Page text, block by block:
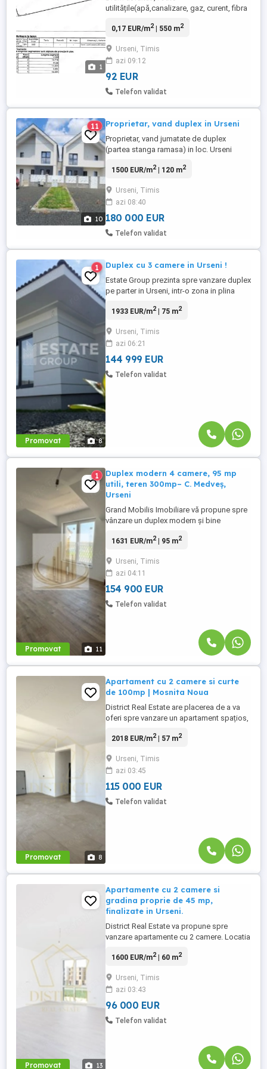
1
utilitățile(apă,canalizare, gaz, curent, fibra
Conform urbanismului se pot construi
S+P+1+M , Locuinte cu maxim 2
apatamente. Prețul solicitat este de
95euro mp.
0,17 EUR/m2| 550 m2
Urseni, Timis
azi 09:12
92 EUR
Telefon validat
10
11 Proprietar, vand duplex in Urseni
Proprietar, vand jumatate de duplex
(partea stanga ramasa) in loc. Urseni
(8 minute de Timisoara - sens giratoriu
astfel: Imobil P+E, Sutila=120mp,
Sdesf=160mp, in urmatoarea configuratie:
Parter hol acces, bucatarie, living, ...
1500 EUR/m2| 120 m2
Urseni, Timis
azi 08:40
180 000 EUR
Telefon validat
Promovat 8
1 Duplex cu 3 camere in Urseni !
Estate Group prezinta spre vanzare duplex
pe parter in Urseni, intr-o zona in plina
suprafata teren 310 mp, compartimentat
bucatarie inchisa * 2 dormitoare * 2 bai
Posibilitate de personalizare interioara.
Exteriorul ...
1933 EUR/m2| 75 m2
Urseni, Timis
azi 06:21
144 999 EUR
Telefon validat
Promovat 11
1
Duplex modern 4 camere, 95 mp
utili, teren 300mp– C. Medveș,
Urseni
Grand Mobilis Imobiliare vă propune spre
vânzare un duplex modern și bine
în zona Urseni, o locație în plină
accesibilitate. Locuința dispune de o
suprafață utilă de 95 mp și este
amplasată pe un teren generos de 300
1631 EUR/m2| 95 m2
Urseni, Timis
azi 04:11
154 900 EUR
Telefon validat
Promovat 8
Apartament cu 2 camere si curte
de 100mp | Mosnita Noua
District Real Estate are placerea de a va
oferi spre vanzare un apartament spațios,
Mosnita Noua, foarte aproape de Sala de
suprafata utila de 57mp.
Compartimentarea apartamentului este
urmatoarea: - Hol acces, - Living ...
2018 EUR/m2| 57 m2
Urseni, Timis
azi 03:45
115 000 EUR
Telefon validat
Promovat 13
Apartamente cu 2 camere si
gradina proprie de 45 mp,
finalizate in Urseni.
District Real Estate va propune spre
vanzare apartamente cu 2 camere. Locatia
doresc sa se detaseze de agitatia
finisat cu atentie la fiecare detaliu, pregatit
pentru noul proprietar. Apartamentul este
luminos ...
1600 EUR/m2| 60 m2
Urseni, Timis
azi 03:43
96 000 EUR
Telefon validat